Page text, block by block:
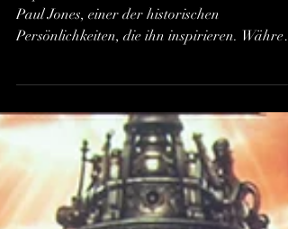
Kapitän Nemo steht vor dem Porträt von John
durch die Erinnerungswelt der Nautilus und
zeigt Nemos Verbindung zu Freiheit,
Unabhängigkeit und dem Vermächtnis großer
Persönlichkeiten.